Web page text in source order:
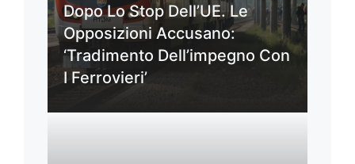
Dopo Lo Stop Dell’UE. Le
Opposizioni Accusano:
‘Tradimento Dell’impegno Con
I Ferrovieri’